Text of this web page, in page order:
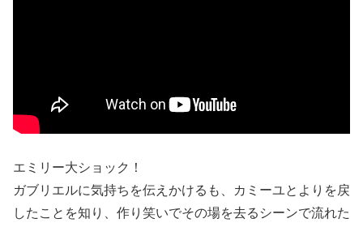
エミリー大ショック！
ガブリエルに気持ちを伝えかけるも、カミーユとよりを戻
したことを知り、作り笑いでその場を去るシーンで流れた